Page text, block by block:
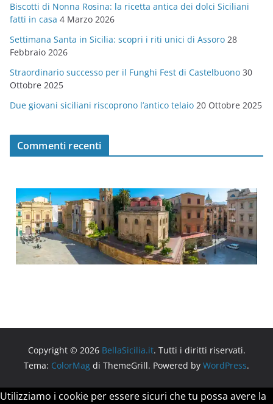
i
e
Biscotti di Nonna Rosina: la ricetta antica dei dolci Siciliani
fatti in casa 4 Marzo 2026
Settimana Santa in Sicilia: scopri i riti unici di Assoro 28
Febbraio 2026
Straordinario successo per il Funghi Fest di Castelbuono 30
Ottobre 2025
Due giovani siciliani riscoprono l’antico telaio 20 Ottobre 2025
Commenti recenti
Copyright © 2026 BellaSicilia.it. Tutti i diritti riservati.
Tema: ColorMag di ThemeGrill. Powered by WordPress.
Utilizziamo i cookie per essere sicuri che tu possa avere la